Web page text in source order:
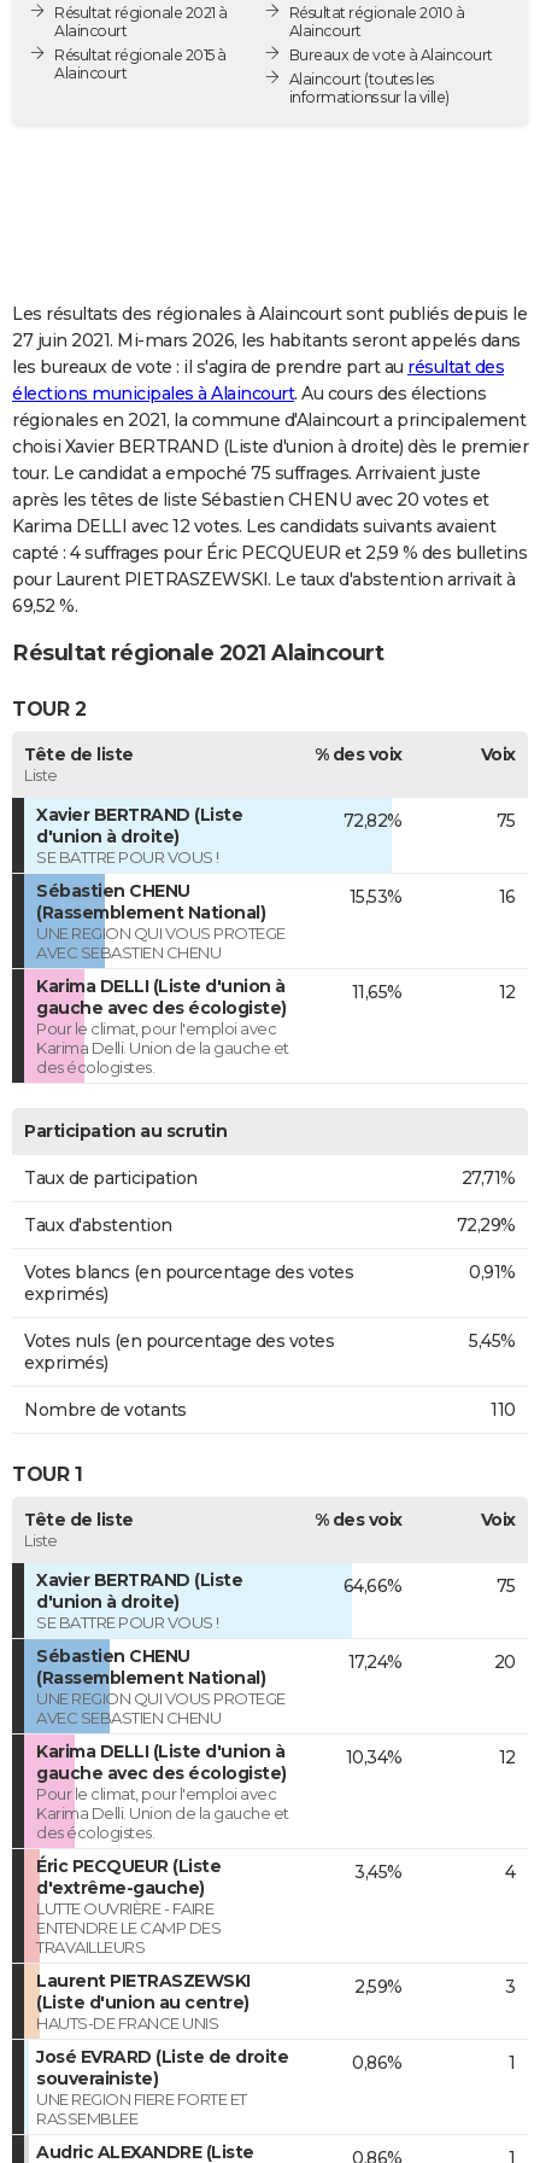
Destinations
City break
Voyage nature
Voyage de noces
Forum
PHOTO
GUIDES D'ACHAT
COPAINS D'AVANT
S'inscrire
Se connecter
Lycées
Collèges
Primaires
Universités
Entreprises
Service militaire
Avis de recherche
AVIS DE DÉCÈS
FORUM
Bricolage
Lifestyle
Culture
Sport
Television
Voyage
Cinema
Résultat régionale 2021 à
Alaincourt
Résultat régionale 2015 à
Alaincourt
Résultat régionale 2010 à
Alaincourt
Bureaux de vote à Alaincourt
Alaincourt (toutes les
informations sur la ville)
Les résultats des régionales à Alaincourt sont publiés depuis le
27 juin 2021. Mi-mars 2026, les habitants seront appelés dans
les bureaux de vote : il s'agira de prendre part au résultat des
élections municipales à Alaincourt. Au cours des élections
régionales en 2021, la commune d'Alaincourt a principalement
choisi Xavier BERTRAND (Liste d'union à droite) dès le premier
tour. Le candidat a empoché 75 suffrages. Arrivaient juste
après les têtes de liste Sébastien CHENU avec 20 votes et
Karima DELLI avec 12 votes. Les candidats suivants avaient
capté : 4 suffrages pour Éric PECQUEUR et 2,59 % des bulletins
pour Laurent PIETRASZEWSKI. Le taux d'abstention arrivait à
69,52 %.
Résultat régionale 2021 Alaincourt
TOUR 2
Tête de liste
Liste
% des voix Voix
Xavier BERTRAND (Liste
d'union à droite)
SE BATTRE POUR VOUS !
72,82% 75
Sébastien CHENU
(Rassemblement National)
UNE REGION QUI VOUS PROTEGE
AVEC SEBASTIEN CHENU
15,53% 16
Karima DELLI (Liste d'union à
gauche avec des écologiste)
Pour le climat, pour l'emploi avec
Karima Delli. Union de la gauche et
des écologistes.
11,65% 12
Participation au scrutin
Taux de participation 27,71%
Taux d'abstention 72,29%
Votes blancs (en pourcentage des votes
exprimés)
0,91%
Votes nuls (en pourcentage des votes
exprimés)
5,45%
Nombre de votants 110
TOUR 1
Tête de liste
Liste
% des voix Voix
Xavier BERTRAND (Liste
d'union à droite)
SE BATTRE POUR VOUS !
64,66% 75
Sébastien CHENU
(Rassemblement National)
UNE REGION QUI VOUS PROTEGE
AVEC SEBASTIEN CHENU
17,24% 20
Karima DELLI (Liste d'union à
gauche avec des écologiste)
Pour le climat, pour l'emploi avec
Karima Delli. Union de la gauche et
des écologistes.
10,34% 12
Éric PECQUEUR (Liste
d'extrême-gauche)
LUTTE OUVRIÈRE - FAIRE
ENTENDRE LE CAMP DES
TRAVAILLEURS
3,45% 4
Laurent PIETRASZEWSKI
(Liste d'union au centre)
HAUTS-DE FRANCE UNIS
2,59% 3
José EVRARD (Liste de droite
souverainiste)
UNE REGION FIERE FORTE ET
RASSEMBLEE
0,86% 1
Audric ALEXANDRE (Liste 0,86% 1